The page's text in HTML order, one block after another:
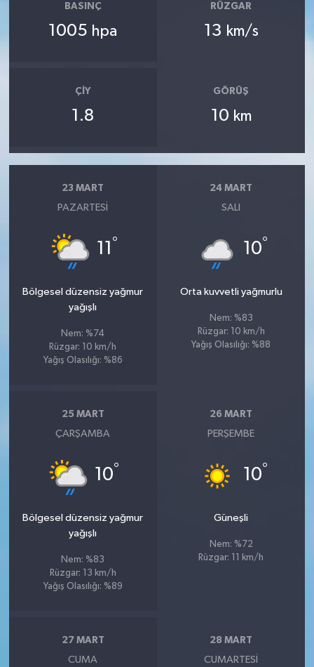
BASINÇ
1005 hpa
RÜZGAR
13 km/s
ÇIY
1.8
GÖRÜŞ
10 km
23 MART
PAZARTESI
11 °
Bölgesel düzensiz yağmur
yağışlı
Nem: %74
Rüzgar: 10 km/h
Yağış Olasılığı: %86
24 MART
SALI
10°
Orta kuvvetli yağmurlu
Nem: %83
Rüzgar: 10 km/h
Yağış Olasılığı: %88
25 MART
ÇARŞAMBA
10°
Bölgesel düzensiz yağmur
yağışlı
Nem: %83
Rüzgar: 13 km/h
Yağış Olasılığı: %89
26 MART
PERŞEMBE
10°
Güneşli
Nem: %72
Rüzgar: 11 km/h
27 MART
CUMA
28 MART
CUMARTESI